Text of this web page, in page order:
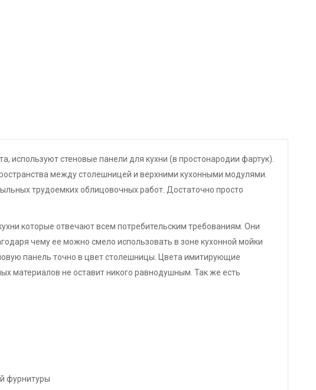
используют стеновые панели для кухни (в простонародии фартук).
между столешницей и верхними кухонными модулями.
трудоемких облицовочных работ. Достаточно просто
которые отвечают всем потребительским требованиям. Они
чему ее можно смело использовать в зоне кухонной мойки
панель точно в цвет столешницы. Цвета имитирующие
материалов не оставит никого равнодушным. Так же есть
фурнитуры